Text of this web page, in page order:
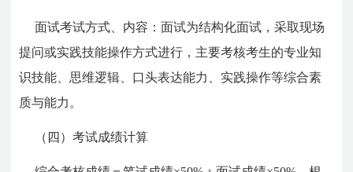
面试考试方式、内容：面试为结构化面试，采取现场
提问或实践技能操作方式进行，主要考核考生的专业知
识技能、思维逻辑、口头表达能力、实践操作等综合素
质与能力。
（四）考试成绩计算